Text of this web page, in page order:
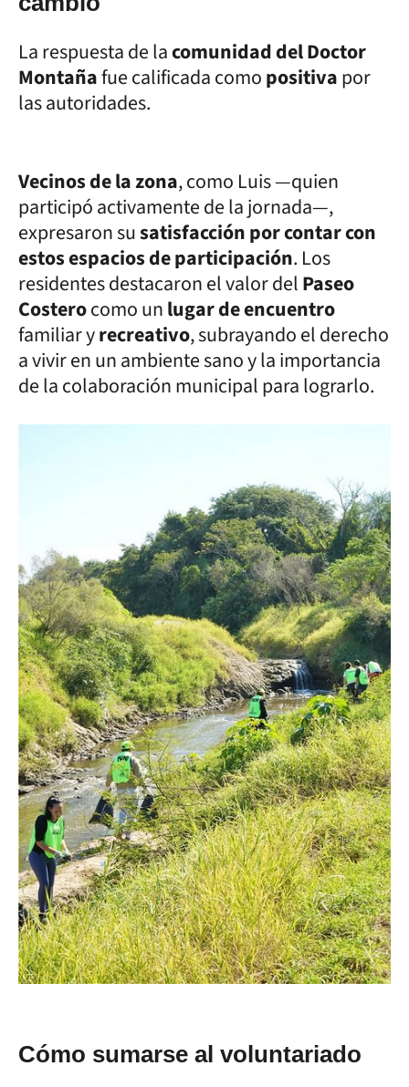
La respuesta de lacomunidad del Doctor
Montañafue calificada comopositivapor
las autoridades.
Vecinos de la zona, como Luis —quien
participó activamente de la jornada—,
expresaron susatisfacción por contar con
estos espacios de participación. Los
residentes destacaron el valor delPaseo
Costerocomo unlugar de encuentro
familiar yrecreativo, subrayando el derecho
a vivir en un ambiente sano y la importancia
de la colaboración municipal para lograrlo.
Cómo sumarse al voluntariado